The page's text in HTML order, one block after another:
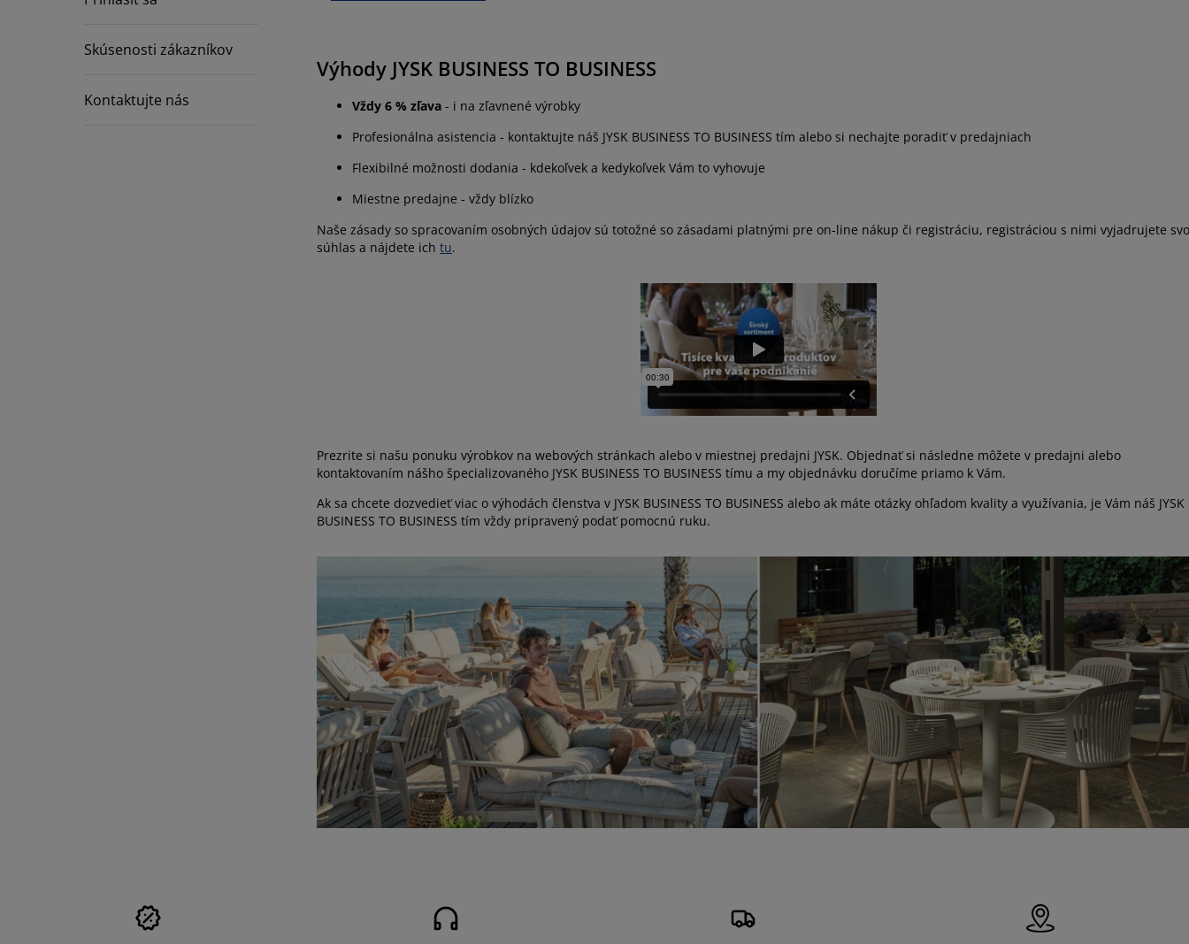
skrine
do spálne
rámy
s úložným priestorom
nábytku
osvetlenie
Skúsenosti zákazníkov
Kontaktujte nás
Výhody JYSK BUSINESS TO BUSINESS
Vždy 6 % zľava - i na zľavnené výrobky
Profesionálna asistencia - kontaktujte náš JYSK BUSINESS TO BUSINESS tím alebo si nechajte poradiť v predajniach
Flexibilné možnosti dodania - kdekoľvek a kedykoľvek Vám to vyhovuje
Miestne predajne - vždy blízko
Naše zásady so spracovaním osobných údajov sú totožné so zásadami platnými pre on-line nákup či registráciu, registráciou s nimi vyjadrujete
súhlas a nájdete ich tu.
Prezrite si našu ponuku výrobkov na webových stránkach alebo v miestnej predajni JYSK. Objednať si následne môžete v predajni alebo
kontaktovaním nášho špecializovaného JYSK BUSINESS TO BUSINESS tímu a my objednávku doručíme priamo k Vám.
Ak sa chcete dozvedieť viac o výhodách členstva v JYSK BUSINESS TO BUSINESS alebo ak máte otázky ohľadom kvality a využívania, je Vám náš JYSK
BUSINESS TO BUSINESS tím vždy pripravený podať pomocnú ruku.